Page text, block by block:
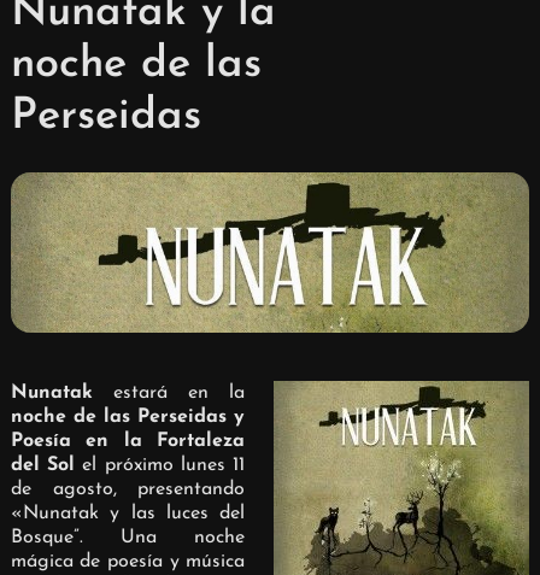
Nunatak y la
noche de las
Perseidas
Nunatak estará en la
noche de las Perseidas y
Poesía en la Fortaleza
del Sol el próximo lunes 11
de agosto, presentando
«Nunatak y las luces del
Bosque”. Una noche
mágica de poesía y música